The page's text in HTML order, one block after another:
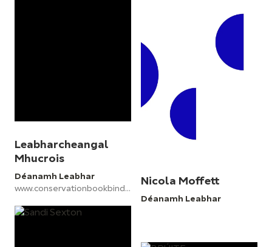
Leabharcheangal
Mhucrois
Déanamh Leabhar
www.conservationbookbinding.com
Nicola Moffett
Déanamh Leabhar